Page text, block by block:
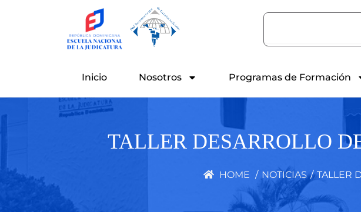
Search
Inicio Nosotros Programas de Formación
TALLER DESARROLLO
HOME / NOTICIAS / TALLER